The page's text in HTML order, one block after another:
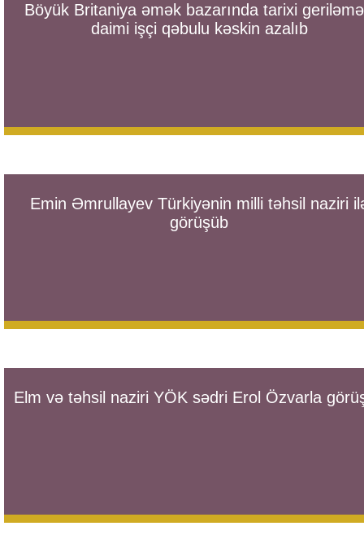
Böyük Britaniya əmək bazarında tarixi
daimi işçi qəbulu kəskin azalıb
Emin Əmrullayev Türkiyənin milli təhsil naziri
görüşüb
Elm və təhsil naziri YÖK sədri Erol Özvarla